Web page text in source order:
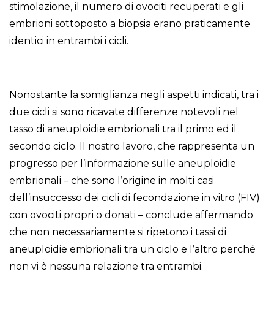
stimolazione, il numero di ovociti recuperati e gli
embrioni sottoposto a biopsia erano praticamente
identici in entrambi i cicli.
Nonostante la somiglianza negli aspetti indicati, tra i
due cicli si sono ricavate differenze notevoli nel
tasso di aneuploidie embrionali tra il primo ed il
secondo ciclo. Il nostro lavoro, che rappresenta un
progresso per l’informazione sulle aneuploidie
embrionali – che sono l’origine in molti casi
dell’insuccesso dei cicli di fecondazione in vitro (FIV)
con ovociti propri o donati – conclude affermando
che non necessariamente si ripetono i tassi di
aneuploidie embrionali tra un ciclo e l’altro perché
non vi è nessuna relazione tra entrambi.